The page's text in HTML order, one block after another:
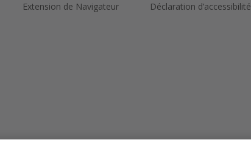
Extension de Navigateur
Déclaration d’accessibilité